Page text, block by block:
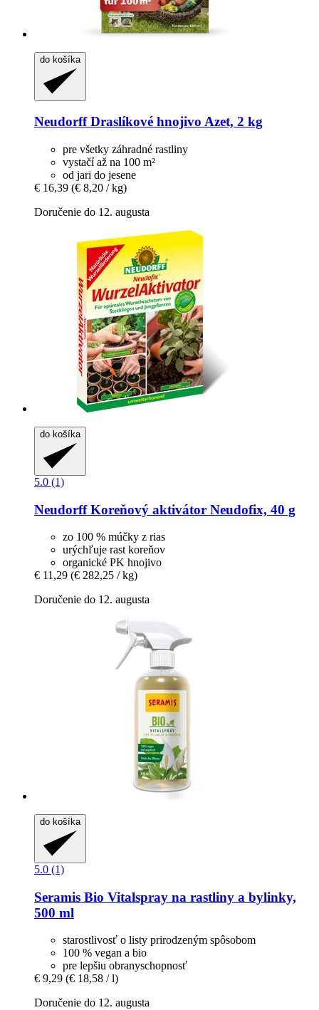
do košíka
NeudorffDraslíkové hnojivo Azet, 2 kg
pre všetky záhradné rastliny
vystačí až na 100 m²
od jari do jesene
€ 16,39 (€ 8,20 / kg)
Doručenie do 12. augusta
do košíka
5.0 (1)
NeudorffKoreňový aktivátor Neudofix, 40 g
zo 100 % múčky z rias
urýchľuje rast koreňov
organické PK hnojivo
€ 11,29 (€ 282,25 / kg)
Doručenie do 12. augusta
do košíka
5.0 (1)
Seramis Bio Vitalspray na rastliny a bylinky,
500 ml
starostlivosť o listy prirodzeným spôsobom
100 % vegan a bio
pre lepšiu obranyschopnosť
€ 9,29 (€ 18,58 / l)
Doručenie do 12. augusta